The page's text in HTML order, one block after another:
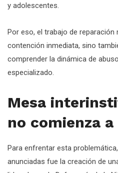
y adolescentes.
Por eso, el trabajo de reparación
contención inmediata, sino
comprender la dinámica de
especializado.
Mesa
no comienza
Para enfrentar esta
anunciadas fue la creación de